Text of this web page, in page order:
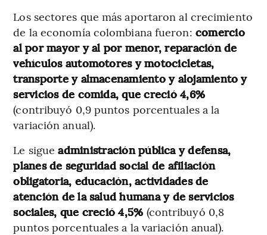
Los sectores que más aportaron al crecimiento
de la economía colombiana fueron: comercio
al por mayor y al por menor, reparación de
vehículos automotores y motocicletas,
transporte y almacenamiento y alojamiento y
servicios de comida, que creció 4,6%
(contribuyó 0,9 puntos porcentuales a la
variación anual).
Le sigue administración pública y defensa,
planes de seguridad social de afiliación
obligatoria, educación, actividades de
atención de la salud humana y de servicios
sociales, que creció 4,5% (contribuyó 0,8
puntos porcentuales a la variación anual).